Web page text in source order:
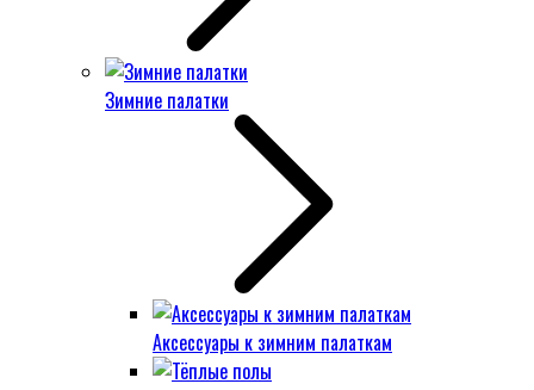
Зимние палатки
Аксессуары к зимним палаткам